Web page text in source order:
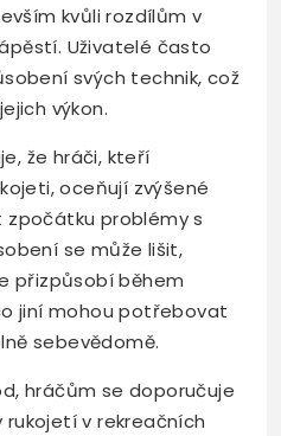
kvůli rozdílům v
Uživatelé často
svých technik, což
výkon.
že hráči, kteří
oceňují zvýšené
problémy s
se může lišit,
přizpůsobí během
jiní mohou potřebovat
sebevědomě.
hráčům se doporučuje
v rekreačních